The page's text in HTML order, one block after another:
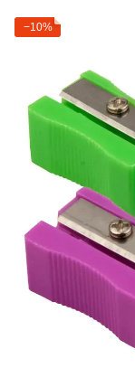
−10%